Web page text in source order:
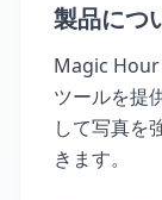
製品につ
Magic Hour
ツールを提
して写真を
きます。